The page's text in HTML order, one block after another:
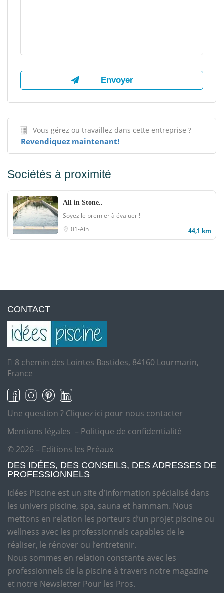
Vous gérez ou travaillez dans cette entreprise ?
Revendiquez maintenant!
Sociétés à proximité
All in Stone..
Soyez le premier à évaluer !
01-Ain
44,1 km
CONTACT
8 chemin des Lointes Bastides, 84160 Lourmarin,
France
Une question ? Cliquez ici pour nous contacter
Mentions légales – Politique de confidentialité
© 2026 – Editions les Préaux
DES IDÉES, DES CONSEILS, DES ADRESSES DE
PROFESSIONNELS
Idées Piscine est un site d’information spécialisé dans
les univers piscine, spa, sauna et hammam. Nous
mettons en relation les porteurs d’un projet piscine ou
wellness avec les professionnels capables de le
réaliser, le rénover ou l’entretenir.
Nous sommes en relation constante avec les
professionnels de la piscine à travers notre magazine
et notre Newsletter Pour les Pros.